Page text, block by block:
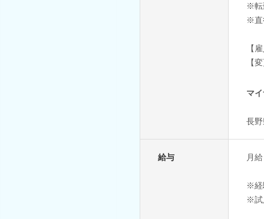
※転
※直
【
【
マ
長
給与 月
※経
※試